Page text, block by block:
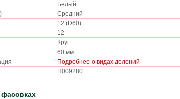
Белый
Средний
12 (D60)
12
Круг
60 мм
Подробнее о видах делений
П009280